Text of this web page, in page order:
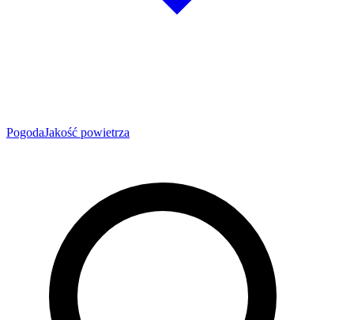
PogodaJakość powietrza